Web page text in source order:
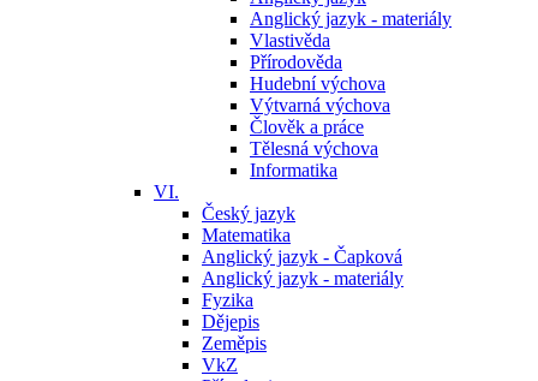
Anglický jazyk - materiály
Vlastivěda
Přírodověda
Hudební výchova
Výtvarná výchova
Člověk a práce
Tělesná výchova
Informatika
VI.
Český jazyk
Matematika
Anglický jazyk - Čapková
Anglický jazyk - materiály
Fyzika
Dějepis
Zeměpis
VkZ